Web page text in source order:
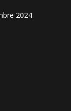
2024